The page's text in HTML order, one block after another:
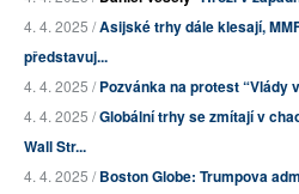
4. 4. 2025 /Asijské trhy dále klesají,
představuj...
4. 4. 2025 /Pozvánka na protest “Vlády
4. 4. 2025 /Globální trhy se zmítají v
Wall Str...
4. 4. 2025 /Boston Globe: Trumpova